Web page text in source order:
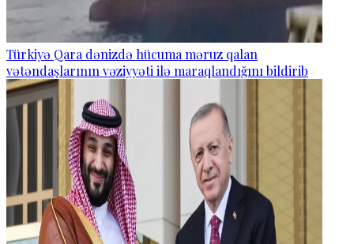
Türkiyə Qara dənizdə hücuma məruz qalan
vətəndaşlarının vəziyyəti ilə maraqlandığını bildirib